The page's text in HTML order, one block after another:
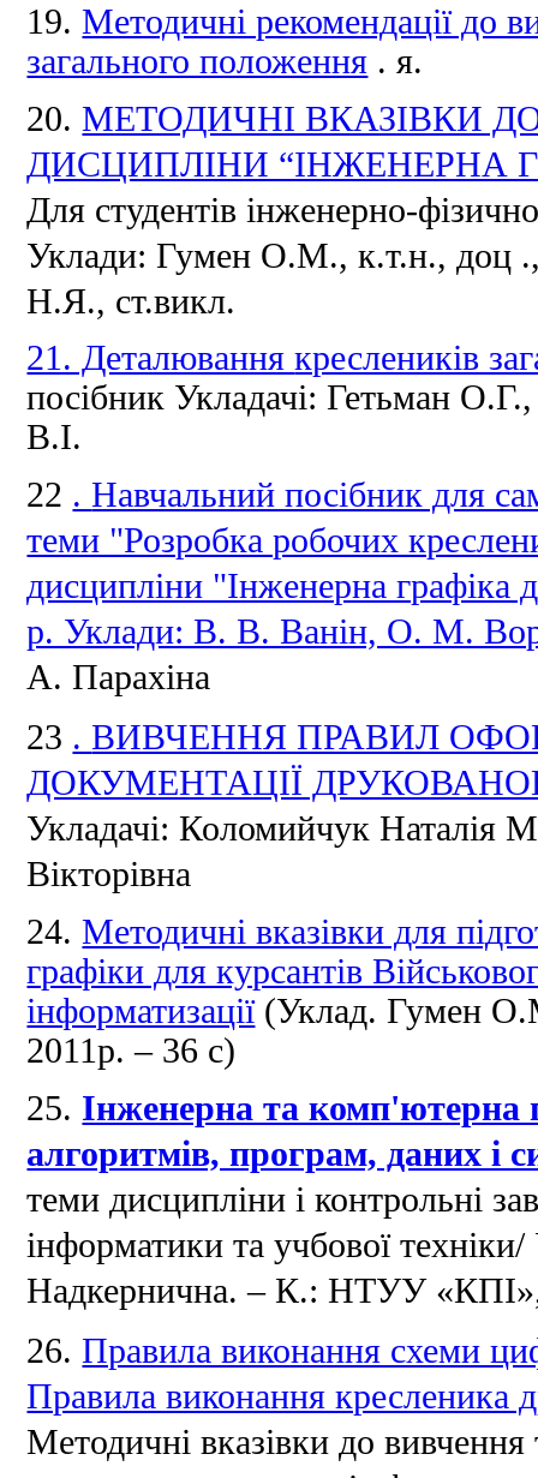
19.Методичні рекомендації до
загального положення . я.
20.МЕТОДИЧНІ ВКАЗІВКИ
ДИСЦИПЛІНИ “ІНЖЕНЕРНА
Для студентів інженерно-
Уклади: Гумен О.М., к.т.н., доц
Н.Я., ст.викл.
21. Деталюваннякреслеників
посібник Укладачі:Гетьман
В.І.
22 .Навчальний посібник для
теми "Розробка робочих
дисципліни "Інженерна графіка
р. Уклади: В. В. Ванін, О. М.
А. Парахіна
23 .ВИВЧЕННЯ ПРАВИЛ
ДОКУМЕНТАЦІЇ
Укладачі: Коломийчук Наталія
Вікторівна
24.Методичні вказівки для
графіки для курсантів
інформатизації(Уклад. Гумен
2011р. – 36 с)
25. Інженерна та комп'ютерна
алгоритмів, програм, даних і
теми дисципліни і контрольні
інформатики та учбової
Надкернична.– К.: НТУУ «КПІ»,
26.Правила виконання схеми
Правила виконання кресленика
Методичні вказівки до